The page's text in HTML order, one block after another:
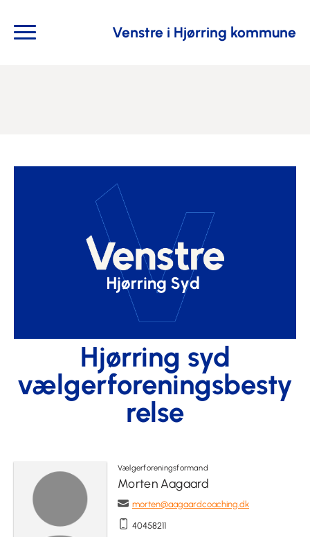
Venstre i Hjørring kommune
Hjørring syd
vælgerforeningsbesty
relse
Vælgerforeningsformand
Morten Aagaard
morten@aagaardcoaching.dk
40458211